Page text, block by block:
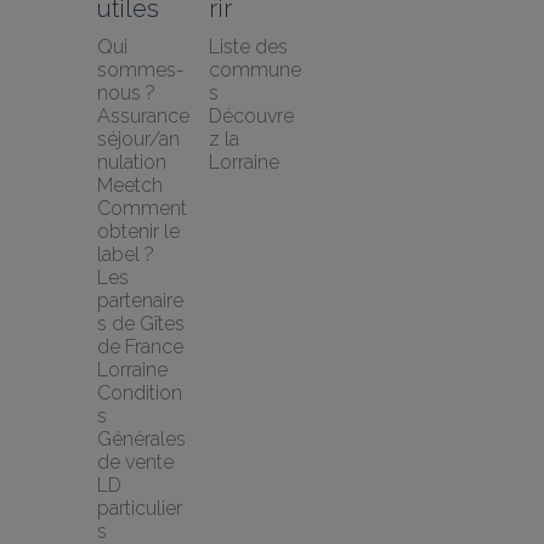
utiles
Qui
sommes-
nous ?
Assurance
séjour/an
nulation
Meetch
Comment
obtenir le
label ?
Les
partenaire
s de Gîtes
de France
Lorraine
Condition
s
Générales
de vente
LD
particulier
s
rir
Liste des
commune
s
Découvre
z la
Lorraine